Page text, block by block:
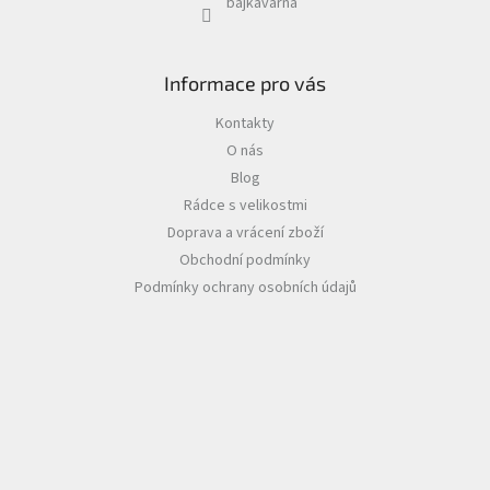
Informace pro vás
Kontakty
O nás
Blog
Rádce s velikostmi
Doprava a vrácení zboží
Obchodní podmínky
Podmínky ochrany osobních údajů